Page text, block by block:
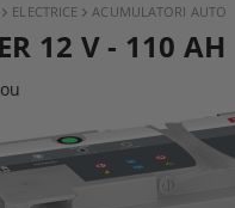
ELECTRICE ACUMULATORI AUTO
12 V - 110 AH